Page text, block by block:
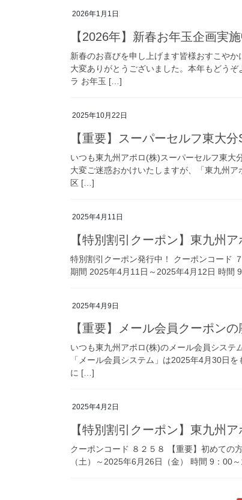
2026年1月1日
【2026年】新春お年玉企画実施
新春のお喜びを申し上げます皆様おすこや
大変ありがとうございました。本年もどう
ラ お年玉 […]
2025年10月22日
【重要】スーパーセルフ東大
いつも東九州アポロ(株)スーパーセルフ東大
大変ご迷惑おかけいたしますが、「東九州
区 […]
2025年4月11日
【特別割引クーポン】東九州
特別割引クーポン発行中！ クーポンコード
期間 2025年4月11日～2025年4月12日 時
2025年4月9日
【重要】メール会員クーポン
いつも東九州アポロ(株)のメール会員システ
「メール会員システム」は2025年4月30日
に […]
2025年4月2日
【特別割引クーポン】東九州
クーポンコード ８２５８ 【重要】初めての
（土）～2025年6月26日（金） 時間 9：